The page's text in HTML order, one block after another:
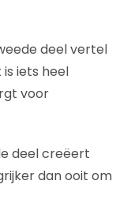
deel vertel
iets heel
voor
deel creëert
dan ooit om